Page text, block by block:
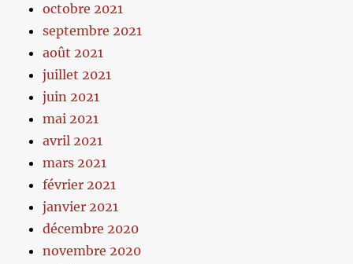
octobre 2021
septembre 2021
août 2021
juillet 2021
juin 2021
mai 2021
avril 2021
mars 2021
février 2021
janvier 2021
décembre 2020
novembre 2020